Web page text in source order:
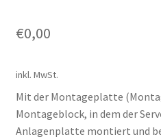
€0,00
inkl. MwSt.
Mit der Montageplatte
Montageblock, in dem der
Anlagenplatte montiert und